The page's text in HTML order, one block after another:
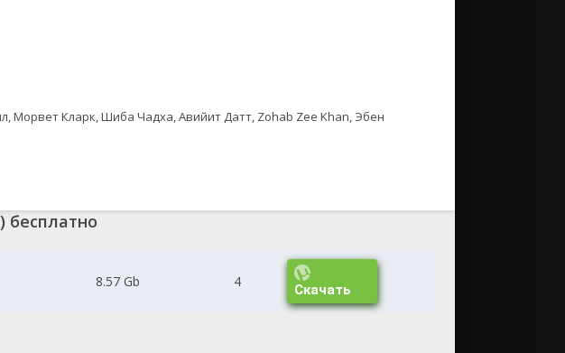
Новинки кино
Морвет Кларк, Шиба Чадха, Авийит Датт, Zohab Zee Khan, Эбен
бесплатно
8.57 Gb 4 Скачать